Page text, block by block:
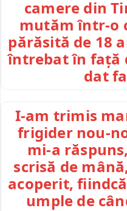
camere din
mutăm într-o
părăsită de 18
întrebat în față
dat
I-am trimis
frigider nou-
mi-a
scrisă de
acoperit,
umple de